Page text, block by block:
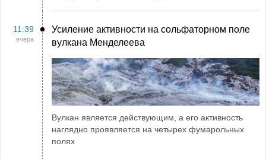
11:39
вчера
Усиление активности на сольфаторном поле
вулкана Менделеева
Вулкан является действующим, а его активность
наглядно проявляется на четырех фумарольных
полях